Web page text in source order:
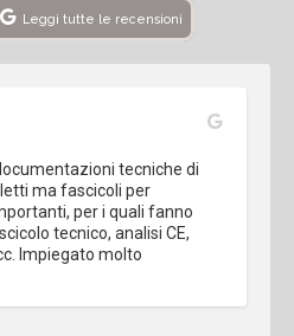
Leggi tutte le recensioni
tecniche di
ma fascicoli per
per i quali fanno
tecnico, analisi CE,
Impiegato molto